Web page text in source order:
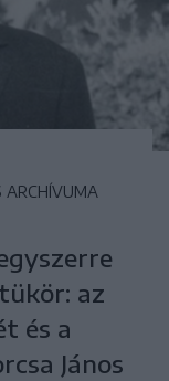
ARCHÍVUMA
az
és a
János